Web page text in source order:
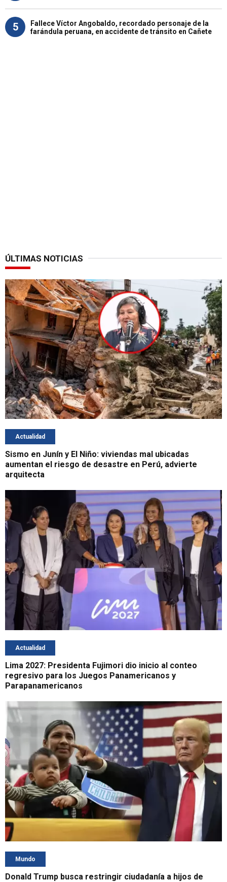
5
Fallece Víctor Angobaldo, recordado personaje de la
farándula peruana, en accidente de tránsito en Cañete
ÚLTIMAS NOTICIAS
Actualidad
Sismo en Junín y El Niño: viviendas mal ubicadas
aumentan el riesgo de desastre en Perú, advierte
arquitecta
Actualidad
Lima 2027: Presidenta Fujimori dio inicio al conteo
regresivo para los Juegos Panamericanos y
Parapanamericanos
Mundo
Donald Trump busca restringir ciudadanía a hijos de